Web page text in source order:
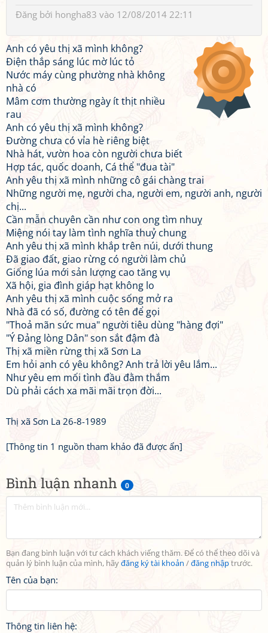
Bình luận nhanh 0
Bạn đang bình luận với tư cách khách viếng thăm. Để có thể theo dõi và
quản lý bình luận của mình, hãyđăng ký tài khoản /đăng nhậptrước.
Tên của bạn:
Thông tin liên hệ:
Đăng bởi hongha83 vào 12/08/2014 22:11
Anh có yêu thị xã mình không?
Điện thắp sáng lúc mờ lúc tỏ
Nước máy cùng phường nhà không
nhà có
Mâm cơm thường ngày ít thịt nhiều
rau
Anh có yêu thị xã mình không?
Đường chưa có vỉa hè riêng biệt
Nhà hát, vườn hoa còn người chưa biết
Hợp tác, quốc doanh, Cá thể "đua tài"
Anh yêu thị xã mình những cô gái chàng trai
Những người mẹ, người cha, người em, người anh, người
chị...
Cần mẫn chuyên cần như con ong tìm nhuỵ
Miệng nói tay làm tình nghĩa thuỷ chung
Anh yêu thị xã mình khắp trên núi, dưới thung
Đã giao đất, giao rừng có người làm chủ
Giống lúa mới sản lượng cao tăng vụ
Xã hội, gia đình giáp hạt không lo
Anh yêu thị xã mình cuộc sống mở ra
Nhà đã có số, đường có tên để gọi
"Thoả mãn sức mua" người tiêu dùng "hàng đợi"
"Ý Đảng lòng Dân" son sắt đậm đà
Thị xã miền rừng thị xã Sơn La
Em hỏi anh có yêu không? Anh trả lời yêu lắm...
Như yêu em mối tình đầu đằm thắm
Dù phải cách xa mãi mãi trọn đời...
Thị xã Sơn La 26-8-1989
[Thông tin 1 nguồn tham khảo đã được ẩn]